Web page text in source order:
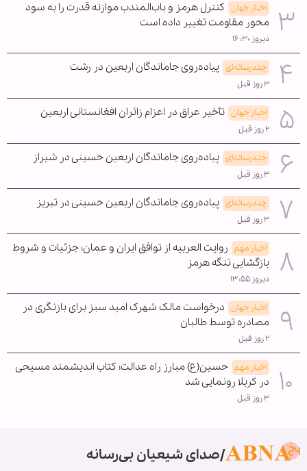
اخبار جهان کنترل هرمز و باب‌المندب موازنه قدرت را به سود
محور مقاومت تغییر داده است
دیروز ۱۶:۳۰
چندرسانه‌ای پیاده‌روی جاماندگان اربعین در رشت
۳ روز قبل
اخبار جهان تأخیر عراق در اعزام زائران افغانستانی اربعین
۲ روز قبل
چندرسانه‌ای پیاده‌روی جاماندگان اربعین حسینی در شیراز
۳ روز قبل
چندرسانه‌ای پیاده‌روی جاماندگان اربعین حسینی در تبریز
۳ روز قبل
اخبار مهم روایت العربیه از توافق ایران و عمان؛ جزئیات و شروط
بازگشایی تنگه هرمز
دیروز ۱۳:۵۵
اخبار جهان درخواست مالک شهرک امید سبز برای بازنگری در
مصادره توسط طالبان
۲ روز قبل
اخبار مهم حسین(ع) مبارز راه عدالت؛ کتاب اندیشمند مسیحی
در کربلا رونمایی شد
۳ روز قبل
صدای شیعیان بی‌رسانه